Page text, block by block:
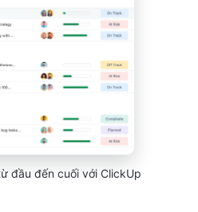
đầu đến cuối với ClickUp